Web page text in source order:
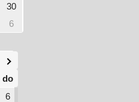
30
6
do
6